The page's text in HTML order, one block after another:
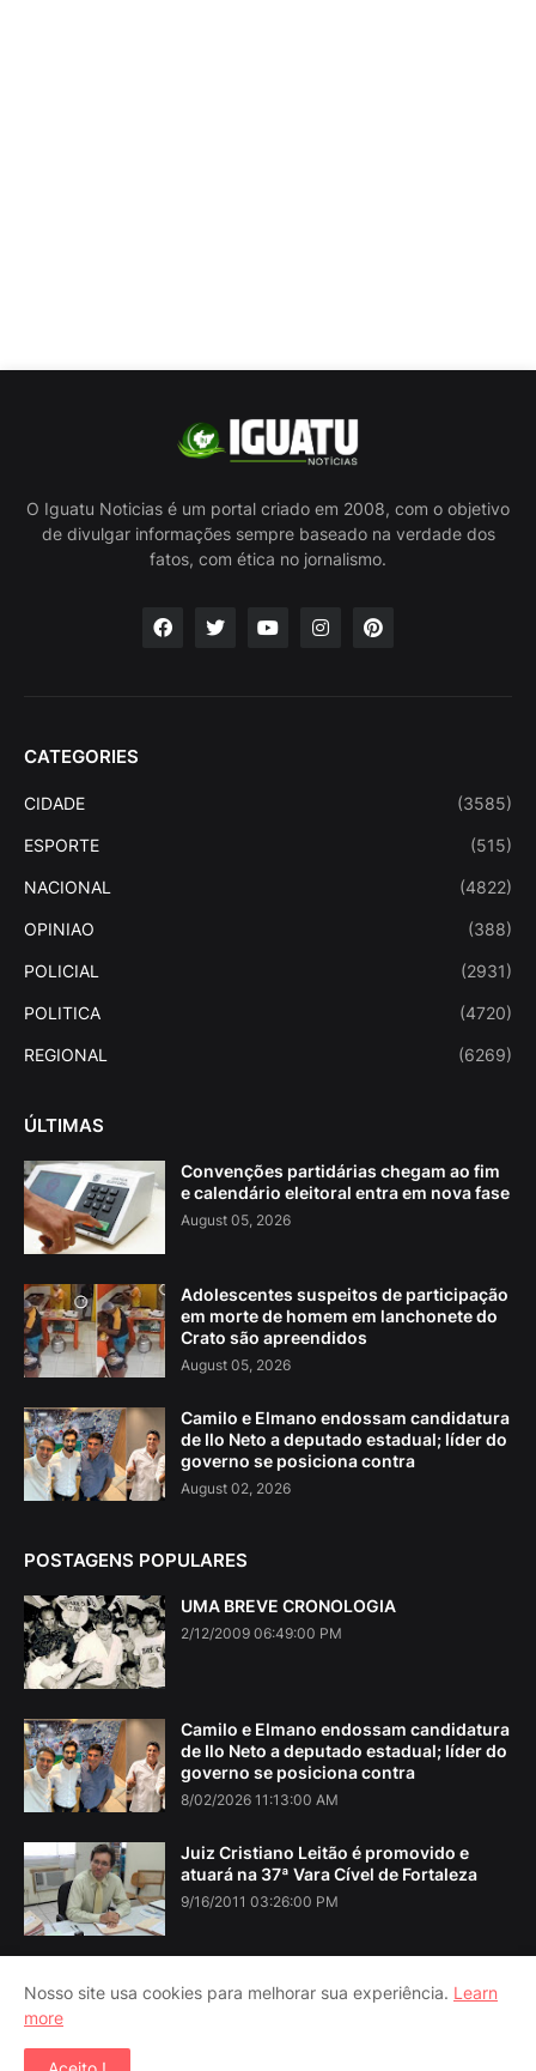
O Iguatu Noticias é um portal criado em 2008, com o objetivo
de divulgar informações sempre baseado na verdade dos
fatos, com ética no jornalismo.
CATEGORIES
CIDADE (3585)
ESPORTE (515)
NACIONAL (4822)
OPINIAO (388)
POLICIAL (2931)
POLITICA (4720)
REGIONAL (6269)
ÚLTIMAS
Convenções partidárias chegam ao fim
e calendário eleitoral entra em nova fase
August 05, 2026
Adolescentes suspeitos de participação
em morte de homem em lanchonete do
Crato são apreendidos
August 05, 2026
Camilo e Elmano endossam candidatura
de Ilo Neto a deputado estadual; líder do
governo se posiciona contra
August 02, 2026
POSTAGENS POPULARES
UMA BREVE CRONOLOGIA
2/12/2009 06:49:00 PM
Camilo e Elmano endossam candidatura
de Ilo Neto a deputado estadual; líder do
governo se posiciona contra
8/02/2026 11:13:00 AM
Juiz Cristiano Leitão é promovido e
atuará na 37ª Vara Cível de Fortaleza
9/16/2011 03:26:00 PM
Nosso site usa cookies para melhorar sua experiência. Learn
more